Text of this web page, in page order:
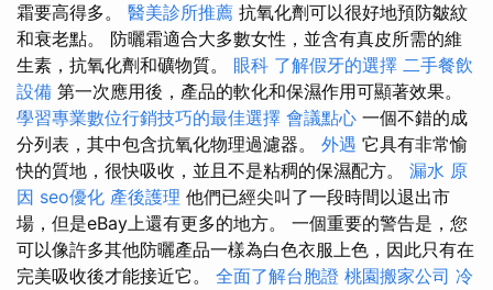
霜要高得多。 醫美診所推薦 抗氧化劑可以很好地預防皺紋
和衰老點。 防曬霜適合大多數女性，並含有真皮所需的維
生素，抗氧化劑和礦物質。 眼科 了解假牙的選擇 二手餐飲
設備 第一次應用後，產品的軟化和保濕作用可顯著效果。
學習專業數位行銷技巧的最佳選擇 會議點心 一個不錯的成
分列表，其中包含抗氧化物理過濾器。 外遇 它具有非常愉
快的質地，很快吸收，並且不是粘稠的保濕配方。 漏水 原
因 seo優化 產後護理 他們已經尖叫了一段時間以退出市
場，但是eBay上還有更多的地方。 一個重要的警告是，您
可以像許多其他防曬產品一樣為白色衣服上色，因此只有在
完美吸收後才能接近它。 全面了解台胞證 桃園搬家公司 冷